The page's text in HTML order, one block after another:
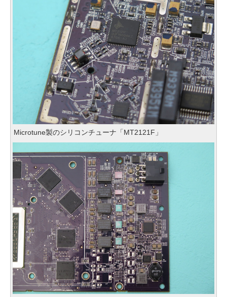
Microtune製のシリコンチューナ「MT2121F」